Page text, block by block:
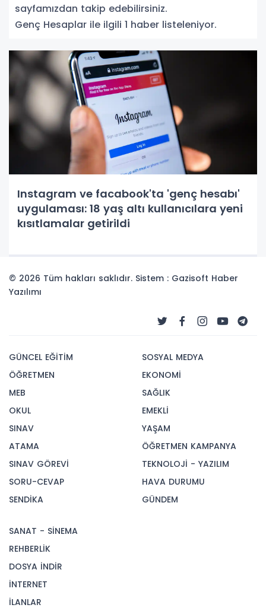
sayfamızdan takip edebilirsiniz.
Genç Hesaplar ile ilgili 1 haber listeleniyor.
Instagram ve facabook'ta 'genç hesabı'
uygulaması: 18 yaş altı kullanıcılara yeni
kısıtlamalar getirildi
© 2026 Tüm hakları saklıdır. Sistem : Gazisoft Haber
Yazılımı
GÜNCEL EĞİTİM
ÖĞRETMEN
MEB
OKUL
SINAV
ATAMA
SINAV GÖREVİ
SORU-CEVAP
SENDİKA
SOSYAL MEDYA
EKONOMİ
SAĞLIK
EMEKLİ
YAŞAM
ÖĞRETMEN KAMPANYA
TEKNOLOJİ - YAZILIM
HAVA DURUMU
GÜNDEM
SANAT - SİNEMA
REHBERLİK
DOSYA İNDİR
İNTERNET
İLANLAR